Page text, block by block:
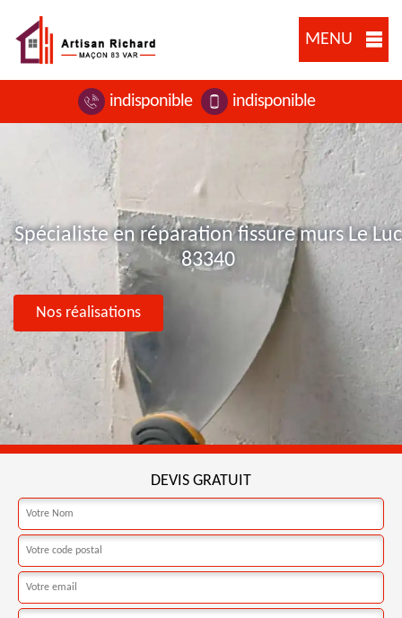
MENU
indisponible indisponible
Spécialiste en réparation fissure murs Le Luc
83340
Nos réalisations
DEVIS GRATUIT